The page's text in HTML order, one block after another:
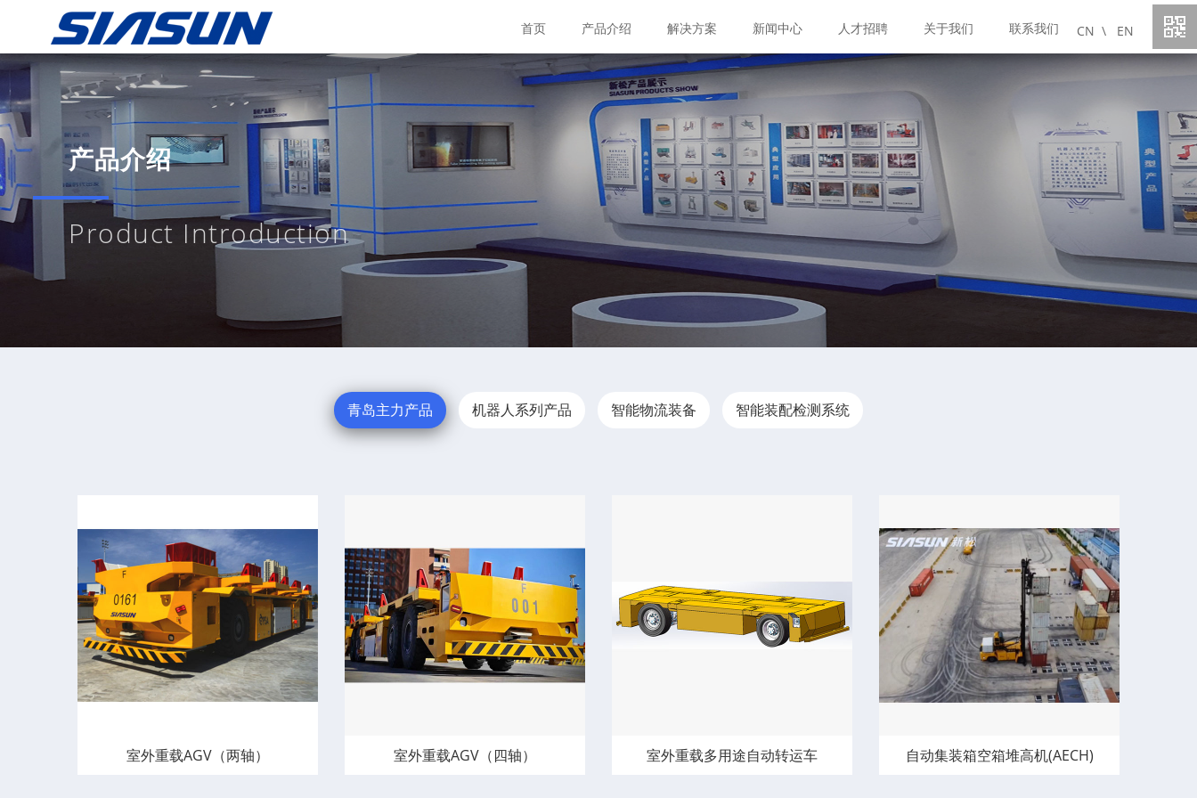
首页 产品介绍 解决方案 新闻中心 人才招聘 关于我们 联系我们 CN \ EN
产品介绍
Product Introduction
青岛主力产品 机器人系列产品 智能物流装备 智能装配检测系统
室外重载AGV（两轴） 室外重载AGV（四轴） 室外重载多用途自动转运车 自动集装箱空箱堆高机(AECH)